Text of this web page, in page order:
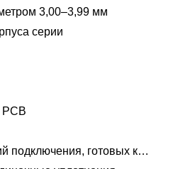
3,00–3,99 мм
серии
подключения, готовых к